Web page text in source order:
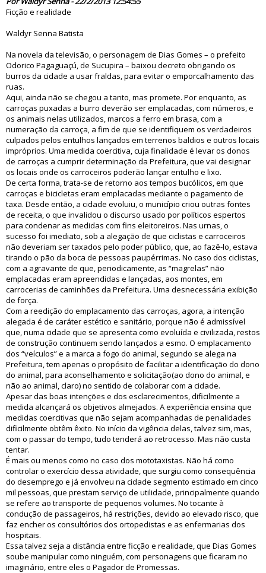
Ficção e realidade
Waldyr Senna Batista
Na novela da televisão, o personagem de Dias Gomes – o prefeito
Odorico Pagaguaçú, de Sucupira – baixou decreto obrigando os
burros da cidade a usar fraldas, para evitar o emporcalhamento das
ruas.
Aqui, ainda não se chegou a tanto, mas promete. Por enquanto, as
carroças puxadas a burro deverão ser emplacadas, com números, e
os animais nelas utilizados, marcos a ferro em brasa, com a
numeração da carroça, a fim de que se identifiquem os verdadeiros
culpados pelos entulhos lançados em terrenos baldios e outros locais
impróprios. Uma medida coercitiva, cuja finalidade é levar os donos
de carroças a cumprir determinação da Prefeitura, que vai designar
os locais onde os carroceiros poderão lançar entulho e lixo.
De certa forma, trata-se de retorno aos tempos bucólicos, em que
carroças e bicicletas eram emplacadas mediante o pagamento de
taxa. Desde então, a cidade evoluiu, o município criou outras fontes
de receita, o que invalidou o discurso usado por políticos espertos
para condenar as medidas com fins eleitoreiros. Nas urnas, o
sucesso foi imediato, sob a alegação de que ciclistas e carroceiros
não deveriam ser taxados pelo poder público, que, ao fazê-lo, estava
tirando o pão da boca de pessoas paupérrimas. No caso dos ciclistas,
com a agravante de que, periodicamente, as “magrelas” não
emplacadas eram apreendidas e lançadas, aos montes, em
carrocerias de caminhões da Prefeitura. Uma desnecessária exibição
de força.
Com a reedição do emplacamento das carroças, agora, a intenção
alegada é de caráter estético e sanitário, porque não é admissível
que, numa cidade que se apresenta como evoluída e civilizada, restos
de construção continuem sendo lançados a esmo. O emplacamento
dos “veículos” e a marca a fogo do animal, segundo se alega na
Prefeitura, tem apenas o propósito de facilitar a identificação do dono
do animal, para aconselhamento e solicitação(ao dono do animal, e
não ao animal, claro) no sentido de colaborar com a cidade.
Apesar das boas intenções e dos esclarecimentos, dificilmente a
medida alcançará os objetivos almejados. A experiência ensina que
medidas coercitivas que não sejam acompanhadas de penalidades
dificilmente obtêm êxito. No início da vigência delas, talvez sim, mas,
com o passar do tempo, tudo tenderá ao retrocesso. Mas não custa
tentar.
É mais ou menos como no caso dos mototaxistas. Não há como
controlar o exercício dessa atividade, que surgiu como consequência
do desemprego e já envolveu na cidade segmento estimado em cinco
mil pessoas, que prestam serviço de utilidade, principalmente quando
se refere ao transporte de pequenos volumes. No tocante à
condução de passageiros, há restrições, devido ao elevado risco, que
faz encher os consultórios dos ortopedistas e as enfermarias dos
hospitais.
Essa talvez seja a distância entre ficção e realidade, que Dias Gomes
soube manipular como ninguém, com personagens que ficaram no
imaginário, entre eles o Pagador de Promessas.